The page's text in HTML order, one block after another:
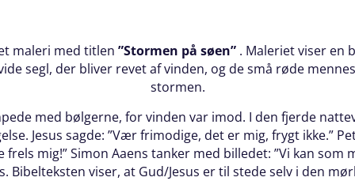
maleri med titlen ”Stormen på søen” . Maleriet viser en
segl, der bliver revet af vinden, og de små røde
stormen.
med bølgerne, for vinden var imod. I den fjerde
Jesus sagde: ”Vær frimodige, det er mig, frygt ikke.”
mig!” Simon Aaens tanker med billedet: ”Vi kan
Bibelteksten viser, at Gud/Jesus er til stede selv i den